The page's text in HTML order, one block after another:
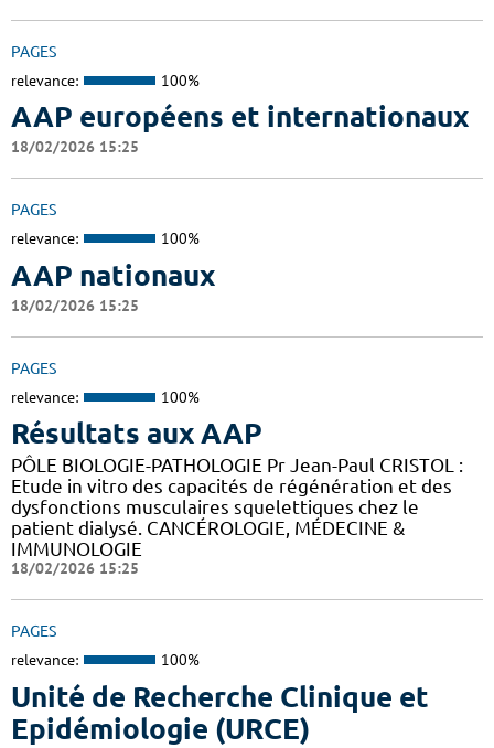
PAGES
relevance: 100%
AAP européens et internationaux
18/02/2026 15:25
PAGES
relevance: 100%
AAP nationaux
18/02/2026 15:25
PAGES
relevance: 100%
Résultats aux AAP
PÔLE BIOLOGIE-PATHOLOGIE Pr Jean-Paul CRISTOL :
Etude in vitro des capacités de régénération et des
dysfonctions musculaires squelettiques chez le
patient dialysé. CANCÉROLOGIE, MÉDECINE &
IMMUNOLOGIE
18/02/2026 15:25
PAGES
relevance: 100%
Unité de Recherche Clinique et
Epidémiologie (URCE)